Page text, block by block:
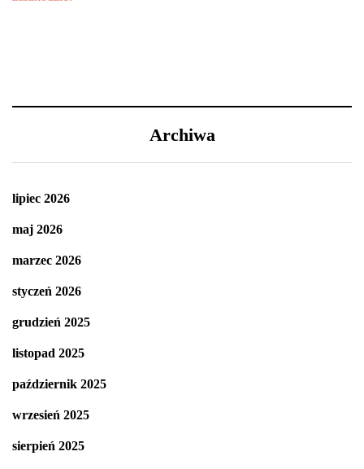
Archiwa
lipiec 2026
maj 2026
marzec 2026
styczeń 2026
grudzień 2025
listopad 2025
październik 2025
wrzesień 2025
sierpień 2025